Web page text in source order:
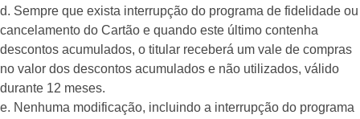
d. Sempre que exista interrupção do programa de fidelidade ou
cancelamento do Cartão e quando este último contenha
descontos acumulados, o titular receberá um vale de compras
no valor dos descontos acumulados e não utilizados, válido
durante 12 meses.
e. Nenhuma modificação, incluindo a interrupção do programa